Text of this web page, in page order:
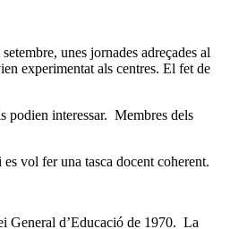
unes jornades adreçades al
experimentat als centres. El fet de
podien interessar. Membres dels
vol fer una tasca docent coherent.
General d’Educació de 1970. La